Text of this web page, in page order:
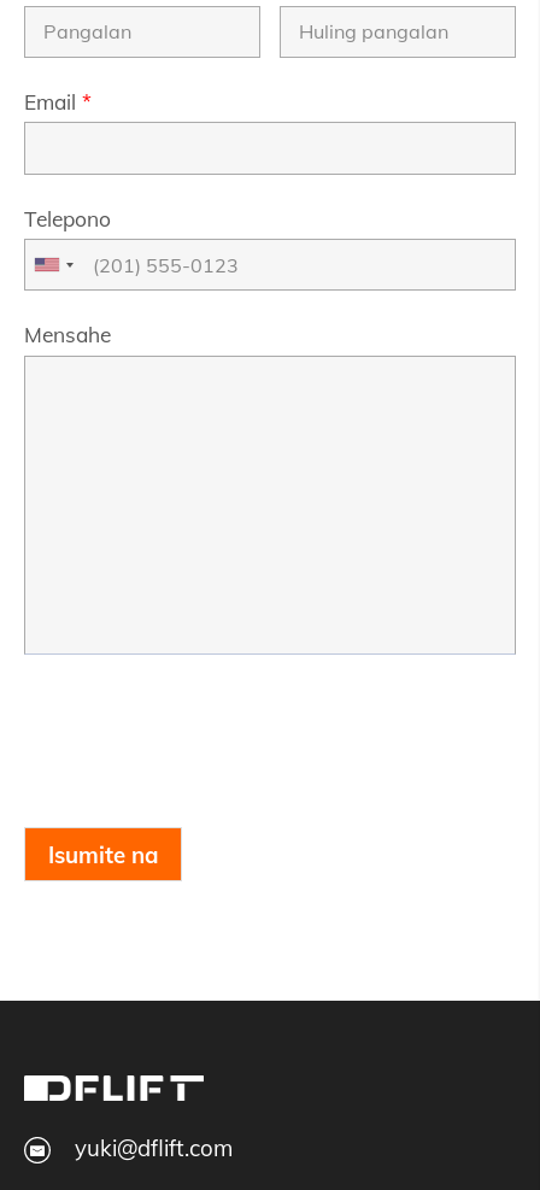
Email *
Telepono
Mensahe
Isumite na
yuki@dflift.com